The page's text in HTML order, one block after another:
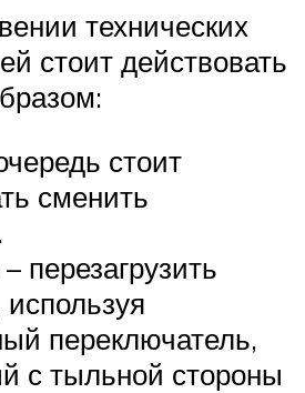
технических
стоит действовать
стоит
сменить
перезагрузить
используя
переключатель,
с тыльной стороны